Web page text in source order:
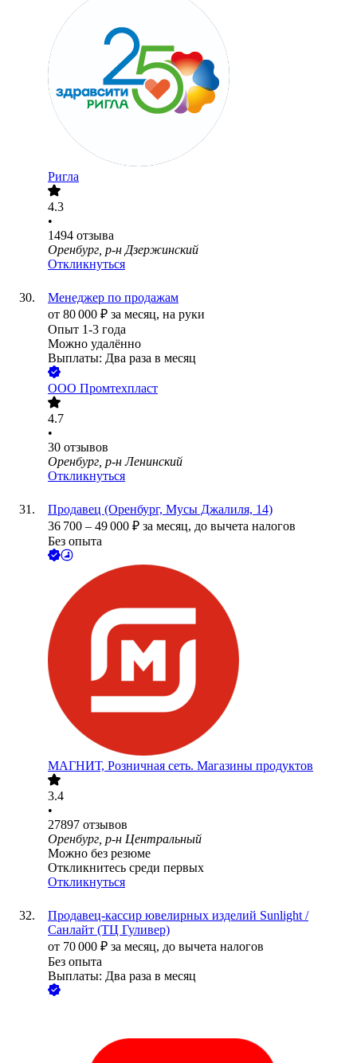
Ригла
4.3
•
1494 отзыва
Оренбург, р-н Дзержинский
Откликнуться
Менеджер по продажам
от 80 000 ₽ за месяц, на руки
Опыт 1-3 года
Можно удалённо
Выплаты: Два раза в месяц
ООО Промтехпласт
4.7
•
30 отзывов
Оренбург, р-н Ленинский
Откликнуться
Продавец (Оренбург, Мусы Джалиля, 14)
36 700 – 49 000 ₽ за месяц, до вычета налогов
Без опыта
МАГНИТ, Розничная сеть. Магазины продуктов
3.4
•
27897 отзывов
Оренбург, р-н Центральный
Можно без резюме
Откликнитесь среди первых
Откликнуться
Продавец-кассир ювелирных изделий Sunlight /
Санлайт (ТЦ Гуливер)
от 70 000 ₽ за месяц, до вычета налогов
Без опыта
Выплаты: Два раза в месяц